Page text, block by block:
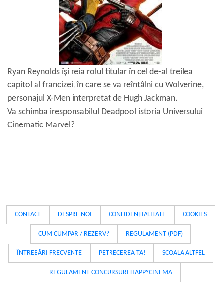
Ryan Reynolds își reia rolul titular în cel de-al treilea
capitol al francizei, în care se va reîntâlni cu Wolverine,
personajul X-Men interpretat de Hugh Jackman.
Va schimba iresponsabilul Deadpool istoria Universului
Cinematic Marvel?
CONTACT DESPRE NOI CONFIDENȚIALITATE COOKIES
CUM CUMPAR / REZERV? REGULAMENT (PDF)
ÎNTREBĂRI FRECVENTE PETRECEREA TA! SCOALA ALTFEL
REGULAMENT CONCURSURI HAPPYCINEMA